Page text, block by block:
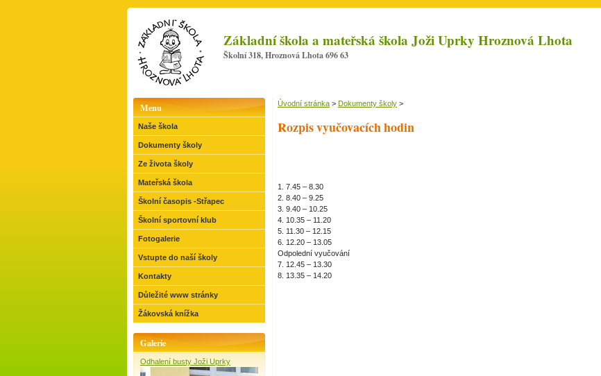
Základní škola a mateřská škola Joži Uprky Hroznová Lhota
Školní 318, Hroznová Lhota 696 63
Menu
Naše škola
Dokumenty školy
Ze života školy
Mateřská škola
Školní časopis -Střapec
Školní sportovní klub
Fotogalerie
Vstupte do naší školy
Kontakty
Důležité www stránky
Žákovská knížka
Galerie
Odhalení busty Joži Uprky
Úvodní stránka > Dokumenty školy >
Rozpis vyučovacích hodin
1. 7.45 – 8.30
2. 8.40 – 9.25
3. 9.40 – 10.25
4. 10.35 – 11.20
5. 11.30 – 12.15
6. 12.20 – 13.05
Odpolední vyučování
7. 12.45 – 13.30
8. 13.35 – 14.20